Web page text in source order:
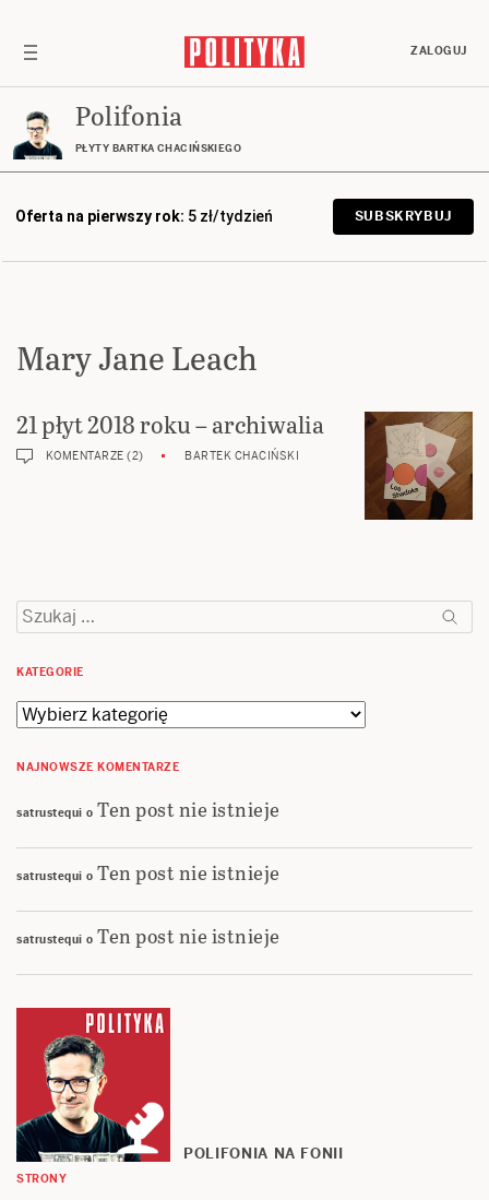
ZALOGUJ
Polifonia
PŁYTY BARTKA CHACIŃSKIEGO
Oferta na pierwszy rok: 5 zł/tydzień SUBSKRYBUJ
Mary Jane Leach
21 płyt 2018 roku – archiwalia
KOMENTARZE (2) BARTEK CHACIŃSKI
Szukaj:
KATEGORIE
Kategorie
NAJNOWSZE KOMENTARZE
satrustequi o Ten post nie istnieje
satrustequi o Ten post nie istnieje
satrustequi o Ten post nie istnieje
POLIFONIA NA FONII
STRONY